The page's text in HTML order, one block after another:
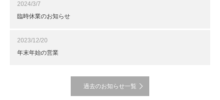
2024/3/7
臨時休業のお知らせ
2023/12/20
年末年始の営業
過去のお知らせ一覧